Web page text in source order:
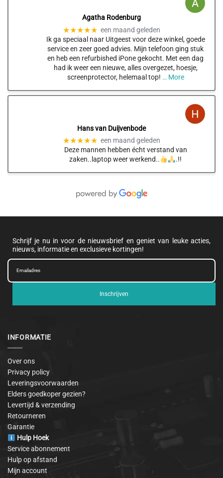
Agatha Rodenburg
★★★★★ een maand geleden
Ik ga speciaal naar Uitgeest voor deze winkel, goede
service en zeer goed advies. Mijn telefoon ging stuk
en heb een refurbished iPone gekocht. Met een dag
had ik weer een nieuwe, alles overgezet, hoesje,
screenprotector, helemaal top! … More
Hans van Duijvenbode
★★★★★ een maand geleden
Deze mannen hebben écht verstand van
zaken..laptop weer werkend..
.!!
Schrijf je nu in voor de nieuwsbrief en geniet van leuke acties,
nieuws, informatie en exclusieve kortingen!
Inschrijven
INFORMATIE
Over ons
Privacy policy
Leveringsvoorwaarden
Elders goedkoper gezien?
Levertijd & verzending
Retourneren
Garantie
Hulp Hoek
Service abonnement
Hulp op afstand
Mijn account